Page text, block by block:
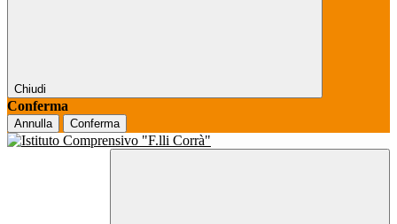
Chiudi
Conferma
Annulla Conferma